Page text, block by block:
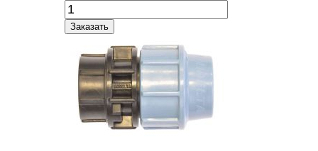
Заказать